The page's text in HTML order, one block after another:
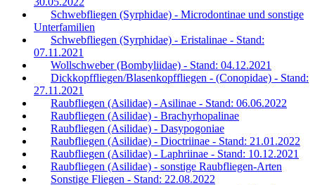
Schwebfliegen (Syrphidae) - Microdontinae und sonstige
Unterfamilien
Schwebfliegen (Syrphidae) - Eristalinae - Stand:
07.11.2021
Wollschweber (Bombyliidae) - Stand: 04.12.2021
Dickkopffliegen/Blasenkopffliegen - (Conopidae) - Stand:
27.11.2021
Raubfliegen (Asilidae) - Asilinae - Stand: 06.06.2022
Raubfliegen (Asilidae) - Brachyrhopalinae
Raubfliegen (Asilidae) - Dasypogoniae
Raubfliegen (Asilidae) - Dioctriinae - Stand: 21.01.2022
Raubfliegen (Asilidae) - Laphriinae - Stand: 10.12.2021
Raubfliegen (Asilidae) - sonstige Raubfliegen-Arten
Sonstige Fliegen - Stand: 22.08.2022